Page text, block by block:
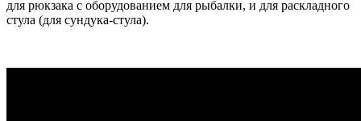
для рюкзака с оборудованием для рыбалки, и для раскладного
стула (для сундука-стула).